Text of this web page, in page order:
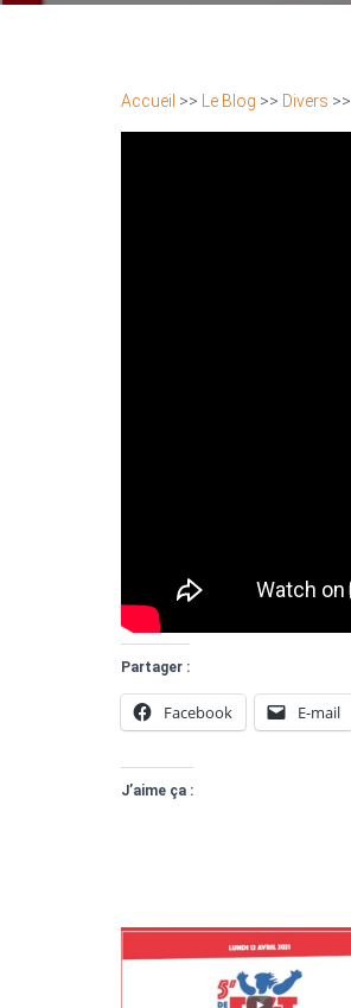
Accueil >> Le Blog >> Divers >>
Partager :
Facebook E-mail
J’aime ça :